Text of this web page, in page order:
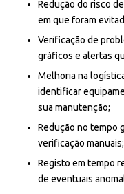
Redução do risco
em que foram
Verificação de
gráficos e alertas
Melhoria na
identificar
sua manutenção;
Redução no tempo
verificação manuais;
Registo em tempo
de eventuais